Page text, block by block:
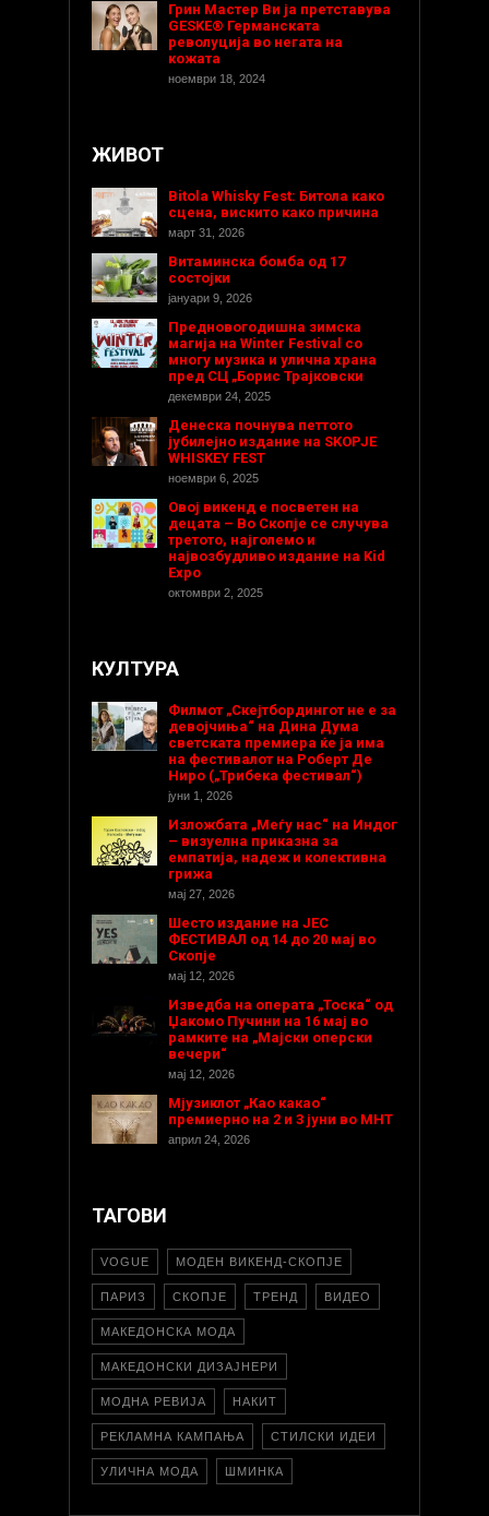
Грин Мастер Ви ја претставува
GESKE® Германската
револуција во негата на
кожата
ноември 18, 2024
ЖИВОТ
Bitola Whisky Fest: Битола како
сцена, вискито како причина
март 31, 2026
Витаминска бомба од 17
состојки
јануари 9, 2026
Предновогодишнa зимска
магија на Winter Festival со
многу музика и улична храна
пред СЦ „Борис Трајковски
декември 24, 2025
Денеска почнува петтото
јубилејно издание на SKOPJE
WHISKEY FEST
ноември 6, 2025
Овој викенд е посветен на
децата – Во Скопје се случува
третото, најголемо и
највозбудливо издание на Kid
Expo
октомври 2, 2025
КУЛТУРА
Филмот „Скејтбордингот не е за
девојчиња“ на Дина Дума
светската премиера ќе ја има
на фестивалот на Роберт Де
Ниро („Трибека фестивал“)
јуни 1, 2026
Изложбата „Меѓу нас“ на Индог
– визуелна приказна за
емпатија, надеж и колективна
грижа
мај 27, 2026
Шесто издание на ЈЕС
ФЕСТИВАЛ од 14 до 20 мај во
Скопје
мај 12, 2026
Изведба на операта „Тоска“ од
Џакомо Пучини на 16 мај во
рамките на „Мајски оперски
вечери“
мај 12, 2026
Мјузиклот „Као какао“
премиерно на 2 и 3 јуни во МНТ
април 24, 2026
ТАГОВИ
VOGUE МОДЕН ВИКЕНД-СКОПЈЕ
ПАРИЗ СКОПЈЕ ТРЕНД ВИДЕО
МАКЕДОНСКА МОДА
МАКЕДОНСКИ ДИЗАЈНЕРИ
МОДНА РЕВИЈА НАКИТ
РЕКЛАМНА КАМПАЊА СТИЛСКИ ИДЕИ
УЛИЧНА МОДА ШМИНКА